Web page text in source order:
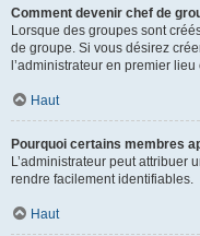
Comment devenir chef de
Lorsque des groupes sont
de groupe. Si vous désirez
l’administrateur en premier
Haut
Pourquoi certains membres
L’administrateur peut attribuer
rendre facilement identifiables.
Haut